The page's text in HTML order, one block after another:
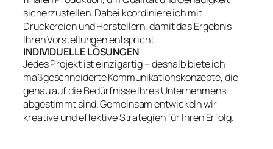
sicherzustellen. Dabei koordiniere ich mit
Druckereien und Herstellern, damit das Ergebnis
Ihren Vorstellungen entspricht.
INDIVIDUELLE LÖSUNGEN
Jedes Projekt ist einzigartig – deshalb biete ich
maßgeschneiderte Kommunikationskonzepte, die
genau auf die Bedürfnisse Ihres Unternehmens
abgestimmt sind. Gemeinsam entwickeln wir
kreative und effektive Strategien für Ihren Erfolg.